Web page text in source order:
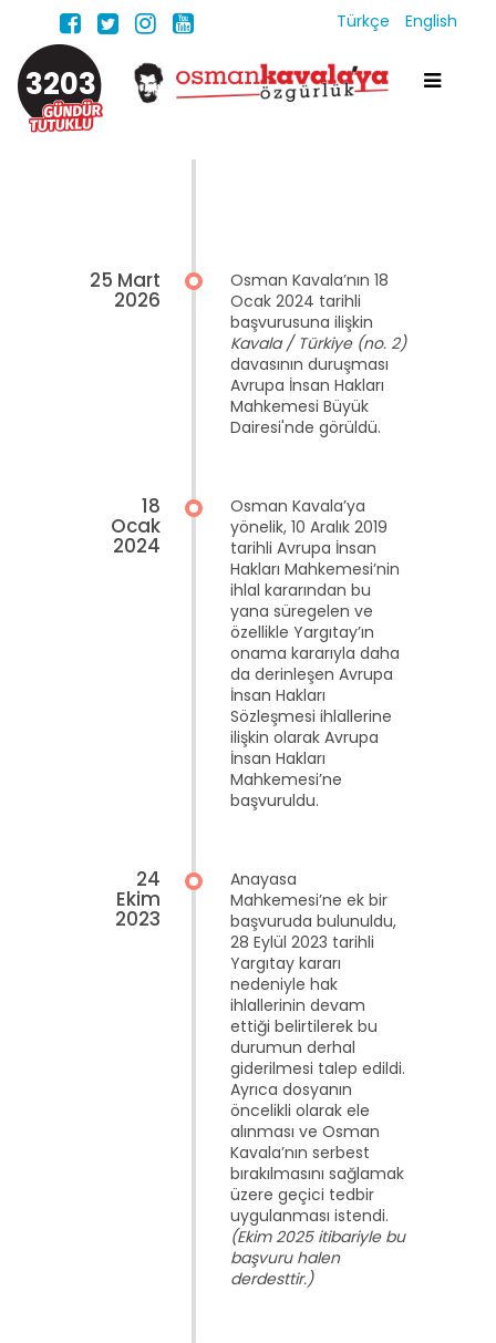
Türkçe English
3203
25 Mart
2026
Osman Kavala’nın 18
Ocak 2024 tarihli
başvurusuna ilişkin
Kavala / Türkiye (no. 2)
davasının duruşması
Avrupa İnsan Hakları
Mahkemesi Büyük
Dairesi'nde görüldü.
18
Ocak
2024
Osman Kavala’ya
yönelik, 10 Aralık 2019
tarihli Avrupa İnsan
Hakları Mahkemesi’nin
ihlal kararından bu
yana süregelen ve
özellikle Yargıtay’ın
onama kararıyla daha
da derinleşen Avrupa
İnsan Hakları
Sözleşmesi ihlallerine
ilişkin olarak Avrupa
İnsan Hakları
Mahkemesi’ne
başvuruldu.
24
Ekim
2023
Anayasa
Mahkemesi’ne ek bir
başvuruda bulunuldu,
28 Eylül 2023 tarihli
Yargıtay kararı
nedeniyle hak
ihlallerinin devam
ettiği belirtilerek bu
durumun derhal
giderilmesi talep edildi.
Ayrıca dosyanın
öncelikli olarak ele
alınması ve Osman
Kavala’nın serbest
bırakılmasını sağlamak
üzere geçici tedbir
uygulanması istendi.
(Ekim 2025 itibariyle bu
başvuru halen
derdesttir.)